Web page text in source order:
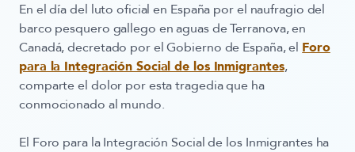
En el día del luto oficial en España por el naufragio del
barco pesquero gallego en aguas de Terranova, en
Canadá, decretado por el Gobierno de España, el Foro
para la Integración Social de los Inmigrantes,
comparte el dolor por esta tragedia que ha
conmocionado al mundo.
El Foro para la Integración Social de los Inmigrantes ha